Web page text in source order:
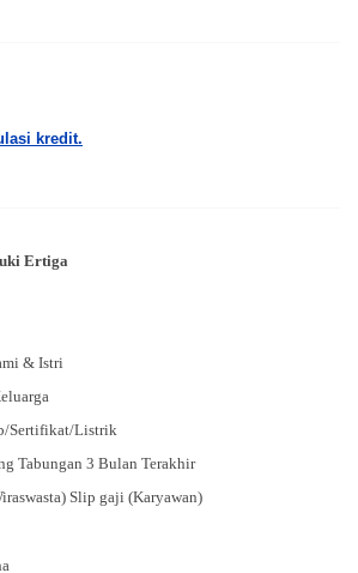
kredit.
Ertiga
& Istri
Sertifikat/Listrik
Tabungan 3 Bulan Terakhir
Slip gaji (Karyawan)